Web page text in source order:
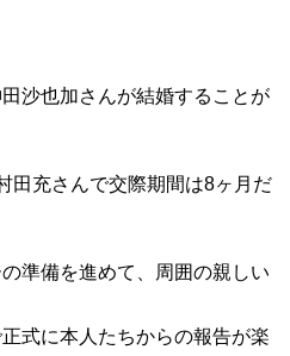
沙也加さんが結婚することが
田充さんで交際期間は8ヶ月だ
準備を進めて、周囲の親しい
式に本人たちからの報告が楽